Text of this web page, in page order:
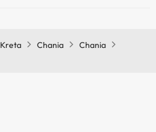
Kreta Chania
Chania